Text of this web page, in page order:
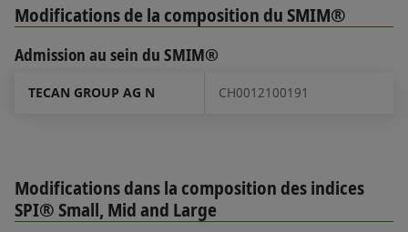
Modifications de la composition du SMIM®
Admission au sein du SMIM®
TECAN GROUP AG N CH0012100191
Modifications dans la composition des indices
SPI® Small, Mid and Large